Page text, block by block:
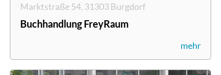
Marktstraße 54, 31303 Burgdorf
Buchhandlung FreyRaum
mehr